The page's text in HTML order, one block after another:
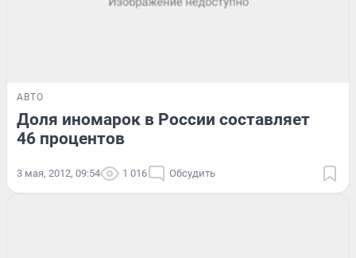
АВТО
Доля иномарок в России составляет
46 процентов
3 мая, 2012, 09:54 1 016 Обсудить